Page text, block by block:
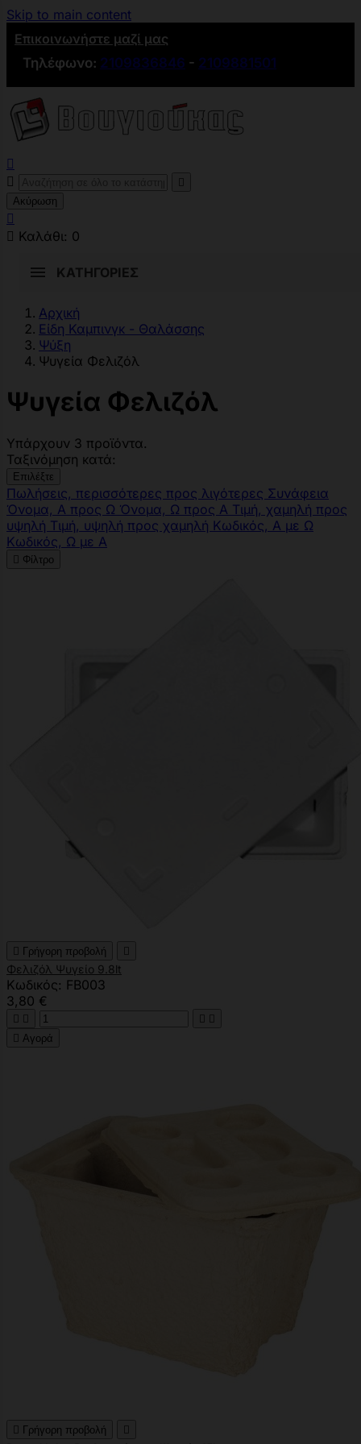
Skip to main content
Επικοινωνήστε μαζί μας
Τηλέφωνο: 2109836846 - 2109881501



Ακύρωση

 Καλάθι: 0
ΚΑΤΗΓΟΡΊΕΣ
Αρχική
Είδη Καμπινγκ - Θαλάσσης
Ψύξη
Ψυγεία Φελιζόλ
Ψυγεία Φελιζόλ
Υπάρχουν 3 προϊόντα.
Ταξινόμηση κατά:
Επιλέξτε
Πωλήσεις, περισσότερες προς λιγότερες Συνάφεια
Όνομα, Α προς Ω Όνομα, Ω προς Α Τιμή, χαμηλή προς
υψηλή Τιμή, υψηλή προς χαμηλή Κωδικός, Α με Ω
Κωδικός, Ω με Α
 Φίλτρο
 Γρήγορη προβολή 
Φελιζόλ Ψυγείο 9.8lt
Κωδικός: FB003
3,80 €
   
 Αγορά
 Γρήγορη προβολή 